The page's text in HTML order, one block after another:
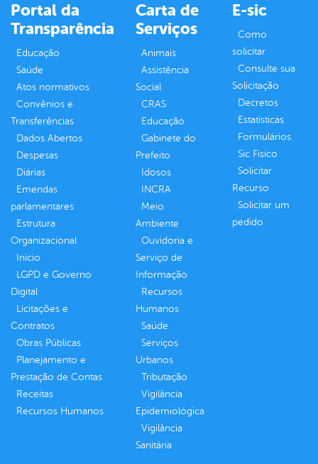
Portal da
Transparência
Educação
Saúde
Atos normativos
Convênios e
Transferências
Dados Abertos
Despesas
Diárias
Emendas
parlamentares
Estrutura
Organizacional
Inicio
LGPD e Governo
Digital
Licitações e
Contratos
Obras Públicas
Planejamento e
Prestação de Contas
Receitas
Recursos Humanos
Carta de
Serviços
Animais
Assistência
Social
CRAS
Educação
Gabinete do
Prefeito
Idosos
INCRA
Meio
Ambiente
Ouvidoria e
Serviço de
Informação
Recursos
Humanos
Saúde
Serviços
Urbanos
Tributação
Vigilância
Epidemiológica
Vigilância
Sanitária
E-sic
Como
solicitar
Consulte sua
Solicitação
Decretos
Estatísticas
Formulários
Sic Físico
Solicitar
Recurso
Solicitar um
pedido